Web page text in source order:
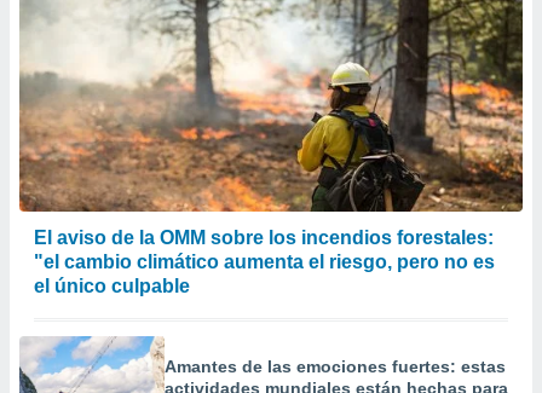
El aviso de la OMM sobre los incendios forestales:
"el cambio climático aumenta el riesgo, pero no es
el único culpable
Amantes de las emociones fuertes: estas
actividades mundiales están hechas para